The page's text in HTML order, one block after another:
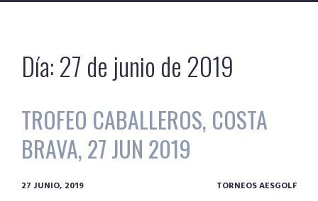
Día:27 de junio de 2019
TROFEO CABALLEROS, COSTA
BRAVA, 27 JUN 2019
27 JUNIO, 2019 TORNEOS AESGOLF